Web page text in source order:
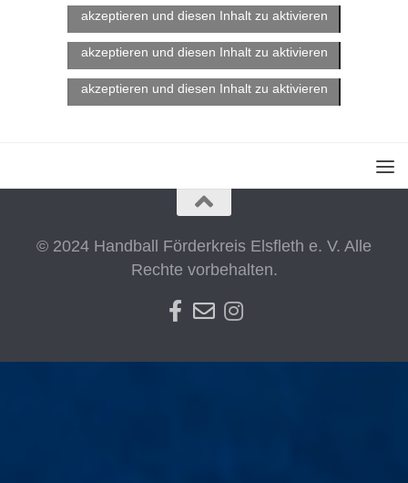
akzeptieren und diesen Inhalt zu aktivieren
Klicke hier, um Marketing-Cookies zu
akzeptieren und diesen Inhalt zu aktivieren
Klicke hier, um Marketing-Cookies zu
akzeptieren und diesen Inhalt zu aktivieren
© 2024 Handball Förderkreis Elsfleth e. V. Alle
Rechte vorbehalten.